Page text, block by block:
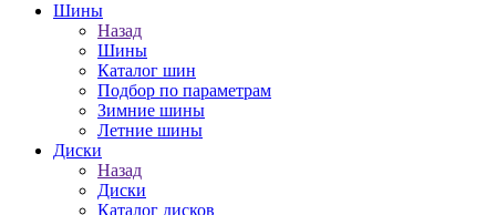
Шины
Назад
Шины
Каталог шин
Подбор по параметрам
Зимние шины
Летние шины
Диски
Назад
Диски
Каталог дисков